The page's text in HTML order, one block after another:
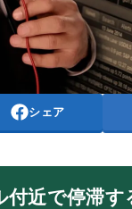
シェア
付近で停滞